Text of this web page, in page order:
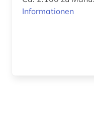
Informationen